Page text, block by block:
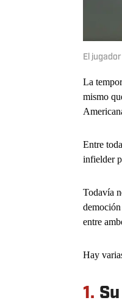
El
La
mismo
Entre
infielder
Todavía
entre
Hay
1.